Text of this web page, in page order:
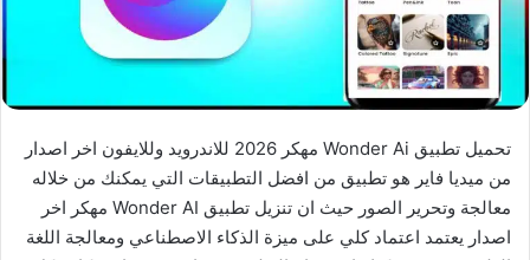
تحميل تطبيق Wonder Ai مهكر 2026 للاندرويد وللايفون اخر اصدار
من ميديا فاير هو تطبيق من افضل التطبيقات التي يمكنك من خلاله
معالجة وتحرير الصور حيث ان تنزيل تطبيق Wonder AI مهكر اخر
اصدار يعتمد اعتماد كلي على ميزة الذكاء الاصطناعي ومعالجة اللغة